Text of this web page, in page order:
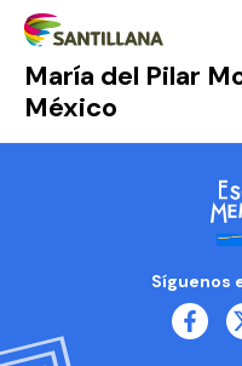
María del Pilar
México
Síguenos